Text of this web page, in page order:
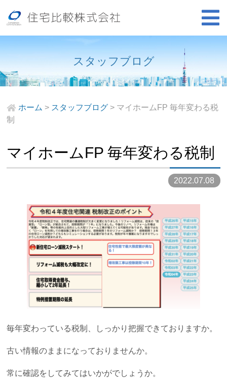
スタッフブログ
ホーム > スタッフブログ> マイホームFP 毎年変わる税
制
マイホームFP 毎年変わる税制
2022.07.08
毎年変わっている税制、しっかり把握できておりますか。
古い情報のままになっておりませんか。
常に確認をしてみてはいかがでしょうか。